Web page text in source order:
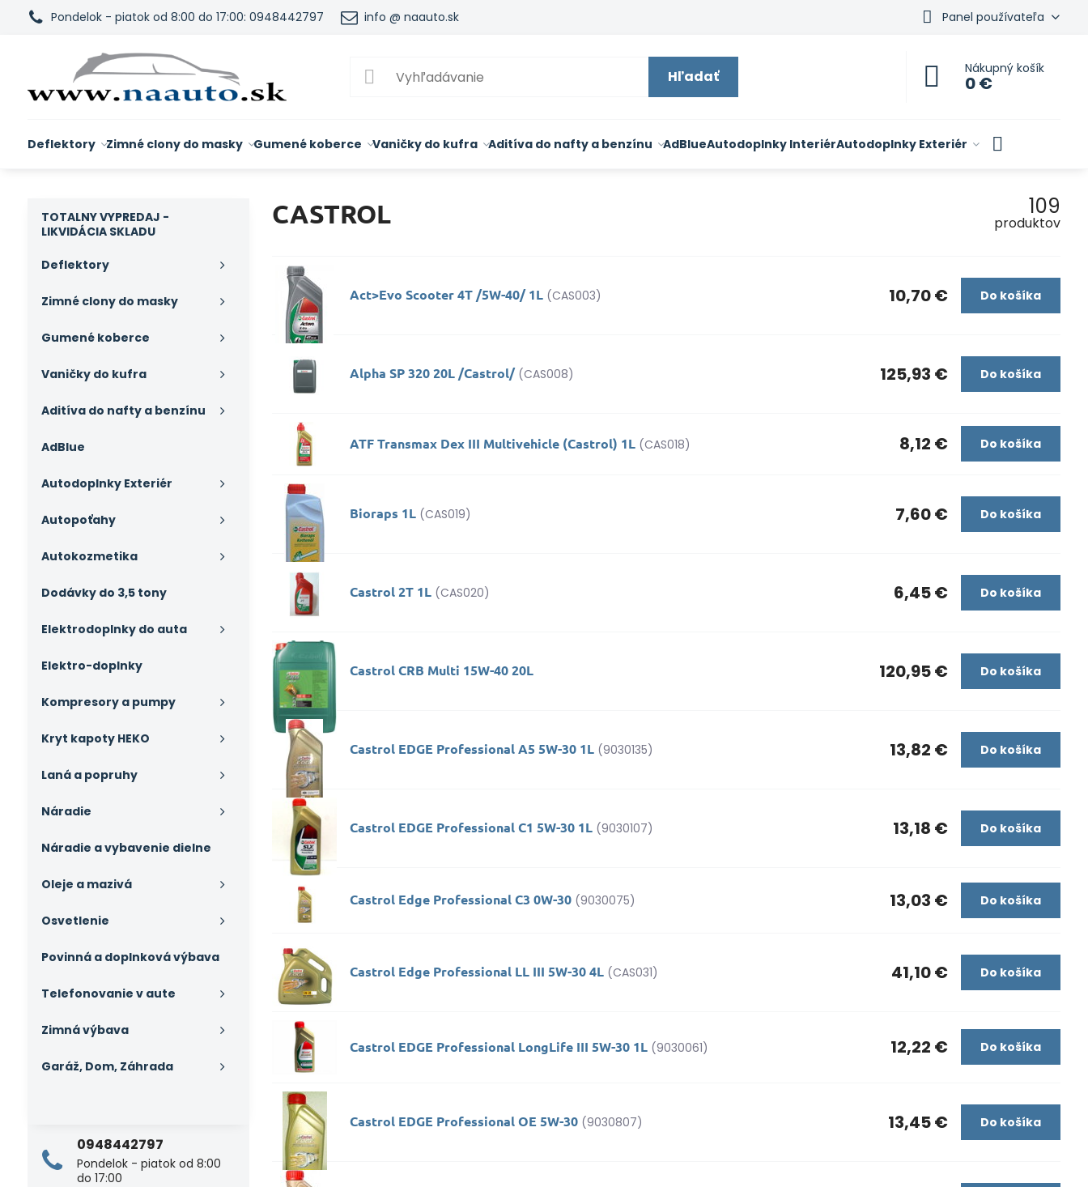
Pondelok - piatok od 8:00 do 17:00: 0948442797 info @ naauto.sk Panel používateľa
Hľadať Nákupný košík
0 €
Deflektory Zimné clony do masky Gumené koberce Vaničky do kufra Aditíva do nafty a benzínu AdBlueAutodoplnky InteriérAutodoplnky Exteriér
CASTROL 109
produktov
Act>Evo Scooter 4T /5W-40/ 1L (CAS003) 10,70 € Do košíka
Alpha SP 320 20L /Castrol/ (CAS008) 125,93 € Do košíka
ATF Transmax Dex III Multivehicle (Castrol) 1L (CAS018) 8,12 € Do košíka
Bioraps 1L (CAS019) 7,60 € Do košíka
Castrol 2T 1L (CAS020) 6,45 € Do košíka
Castrol CRB Multi 15W-40 20L 120,95 € Do košíka
Castrol EDGE Professional A5 5W-30 1L (9030135) 13,82 € Do košíka
Castrol EDGE Professional C1 5W-30 1L (9030107) 13,18 € Do košíka
Castrol Edge Professional C3 0W-30 (9030075) 13,03 € Do košíka
Castrol Edge Professional LL III 5W-30 4L (CAS031) 41,10 € Do košíka
Castrol EDGE Professional LongLife III 5W-30 1L (9030061) 12,22 € Do košíka
Castrol EDGE Professional OE 5W-30 (9030807) 13,45 € Do košíka
TOTALNY VYPREDAJ -
LIKVIDÁCIA SKLADU
Deflektory
Zimné clony do masky
Gumené koberce
Vaničky do kufra
Aditíva do nafty a benzínu
AdBlue
Autodoplnky Exteriér
Autopoťahy
Autokozmetika
Dodávky do 3,5 tony
Elektrodoplnky do auta
Elektro-doplnky
Kompresory a pumpy
Kryt kapoty HEKO
Laná a popruhy
Náradie
Náradie a vybavenie dielne
Oleje a mazivá
Osvetlenie
Povinná a doplnková výbava
Telefonovanie v aute
Zimná výbava
Garáž, Dom, Záhrada
0948442797
Pondelok - piatok od 8:00
do 17:00